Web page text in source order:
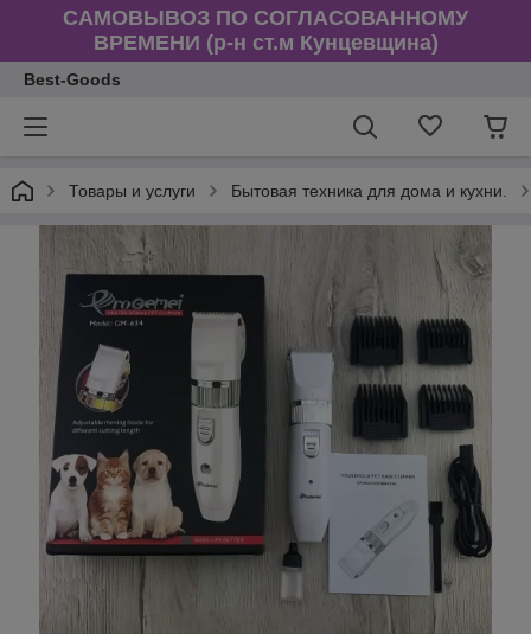
САМОВЫВОЗ ПО СОГЛАСОВАННОМУ
ВРЕМЕНИ (р-н ст.м Кунцевщина)
Best-Goods
Товары и услуги Бытовая техника для дома и кухни.